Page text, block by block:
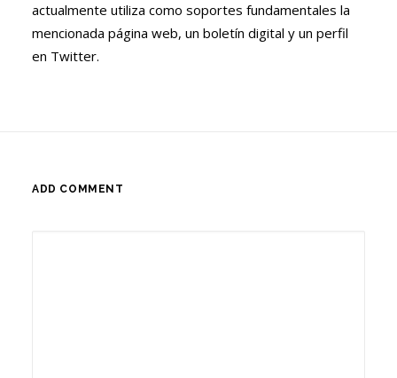
actualmente utiliza como soportes fundamentales la
mencionada página web, un boletín digital y un perfil
en Twitter.
ADD COMMENT